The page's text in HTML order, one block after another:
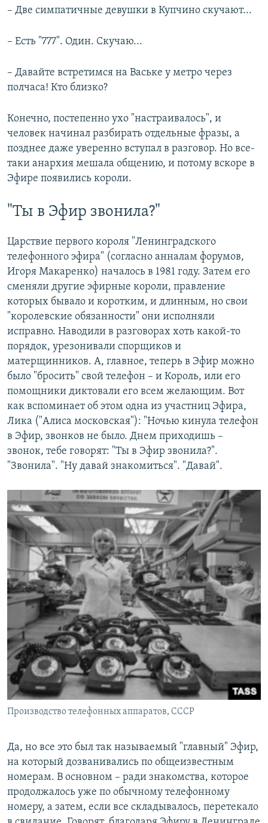
– Две симпатичные девушки в Купчино скучают...
– Есть "777". Один. Скучаю...
– Давайте встретимся на Ваське у метро через
полчаса! Кто близко?
Конечно, постепенно ухо "настраивалось", и
человек начинал разбирать отдельные фразы, а
позднее даже уверенно вступал в разговор. Но все-
таки анархия мешала общению, и потому вскоре в
Эфире появились короли.
"Ты в Эфир звонила?"
Царствие первого короля "Ленинградского
телефонного эфира" (согласно анналам форумов,
Игоря Макаренко) началось в 1981 году. Затем его
сменяли другие эфирные короли, правление
которых бывало и коротким, и длинным, но свои
"королевские обязанности" они исполняли
исправно. Наводили в разговорах хоть какой-то
порядок, урезонивали спорщиков и
матерщинников. А, главное, теперь в Эфир можно
было "бросить" свой телефон – и Король, или его
помощники диктовали его всем желающим. Вот
как вспоминает об этом одна из участниц Эфира,
Лика ("Алиса московская"): "Ночью кинула телефон
в Эфир, звонков не было. Днем приходишь –
звонок, тебе говорят: "Ты в Эфир звонила?".
"Звонила". "Ну давай знакомиться". "Давай".
Производство телефонных аппаратов, СССР
Да, но все это был так называемый "главный" Эфир,
на который дозванивались по общеизвестным
номерам. В основном – ради знакомства, которое
продолжалось уже по обычному телефонному
номеру, а затем, если все складывалось, перетекало